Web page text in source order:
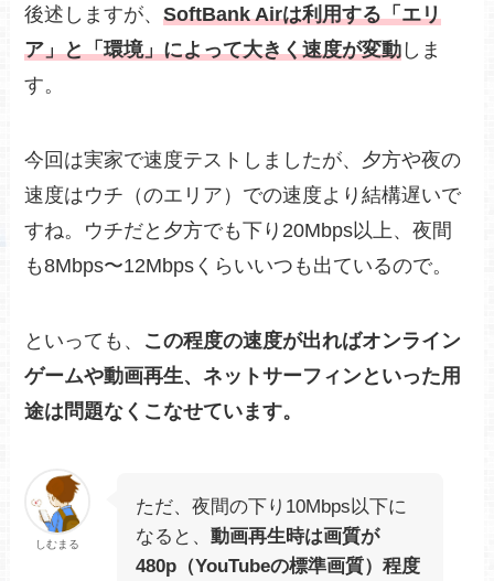
後述しますが、SoftBank Airは利用する「エリ
ア」と「環境」によって大きく速度が変動 しま
す。
今回は実家で速度テストしましたが、夕方や夜の
速度はウチ（のエリア）での速度より結構遅いで
すね。ウチだと夕方でも下り20Mbps以上、夜間
も8Mbps〜12Mbpsくらいいつも出ているので。
といっても、 この程度の速度が出ればオンライン
ゲームや動画再生、ネットサーフィンといった用
途は問題なくこなせています。
しむまる
ただ、夜間の下り10Mbps以下に
なると、動画再生時は画質が
480p（YouTubeの標準画質）程度